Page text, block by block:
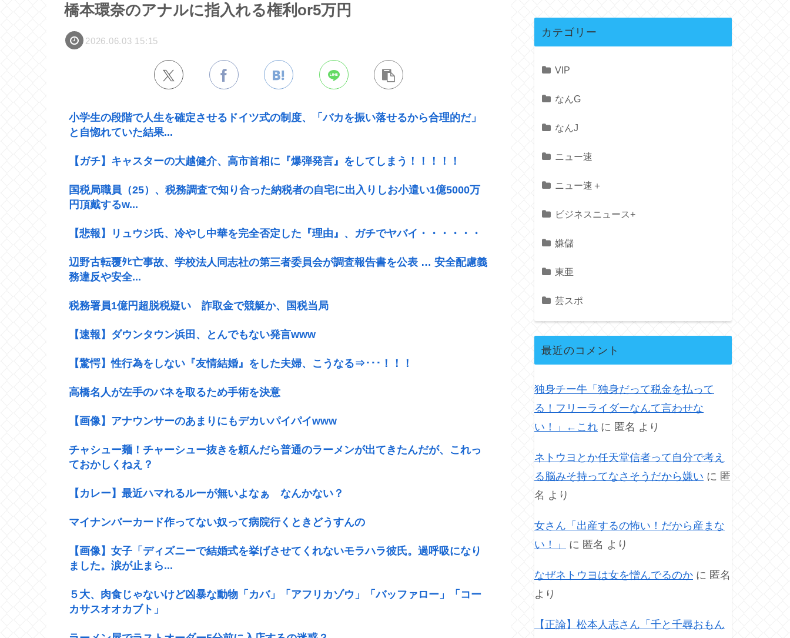
橋本環奈のアナルに指入れる権利or5万円
2026.06.03 15:15
小学生の段階で人生を確定させるドイツ式の制度、「バカを振い落せるから合理的だ」
と自惚れていた結果...
【ガチ】キャスターの大越健介、高市首相に『爆弾発言』をしてしまう！！！！！
国税局職員（25）、税務調査で知り合った納税者の自宅に出入りしお小遣い1億5000万
円頂戴するw...
【悲報】リュウジ氏、冷やし中華を完全否定した『理由』、ガチでヤバイ・・・・・・
辺野古転覆ﾀﾋ亡事故、学校法人同志社の第三者委員会が調査報告書を公表 … 安全配慮義
務違反や安全...
税務署員1億円超脱税疑い 詐取金で競艇か、国税当局
【速報】ダウンタウン浜田、とんでもない発言www
【驚愕】性行為をしない『友情結婚』をした夫婦、こうなる⇒･･･！！！
高橋名人が左手のバネを取るため手術を決意
【画像】アナウンサーのあまりにもデカいパイパイwww
チャシュー麺！チャーシュー抜きを頼んだら普通のラーメンが出てきたんだが、これっ
ておかしくねえ？
【カレー】最近ハマれるルーが無いよなぁ なんかない？
マイナンバーカード作ってない奴って病院行くときどうすんの
【画像】女子「ディズニーで結婚式を挙げさせてくれないモラハラ彼氏。過呼吸になり
ました。涙が止まら...
５大、肉食じゃないけど凶暴な動物「カバ」「アフリカゾウ」「バッファロー」「コー
カサスオオカブト」
カテゴリー
VIP
なんG
なんJ
ニュー速
ニュー速＋
ビジネスニュース+
嫌儲
東亜
芸スポ
最近のコメント
独身チー牛「独身だって税金を払って
る！フリーライダーなんて言わせな
い！」←これ に 匿名 より
ネトウヨとか任天堂信者って自分で考え
る脳みそ持ってなさそうだから嫌い に 匿
名 より
女さん「出産するの怖い！だから産まな
い！」
に 匿名 より
なぜネトウヨは女を憎んでるのか に 匿名
より
【正論】松本人志さん「千と千尋おもん